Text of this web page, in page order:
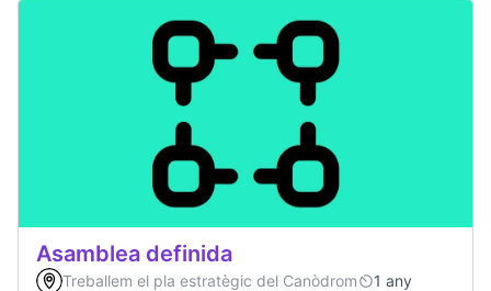
Asamblea definida
Treballem el pla estratègic del Canòdrom
1 any